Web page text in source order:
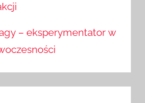
– eksperymentator w